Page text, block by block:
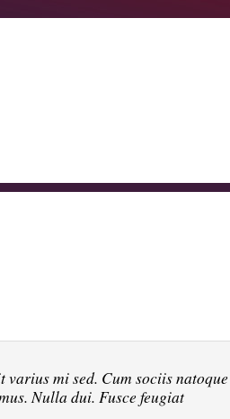
mi sed. Cum sociis natoque
Nulla dui. Fusce feugiat